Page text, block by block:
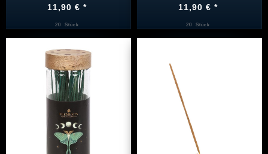
11,90 € *
20 Stück
11,90 € *
20 Stück